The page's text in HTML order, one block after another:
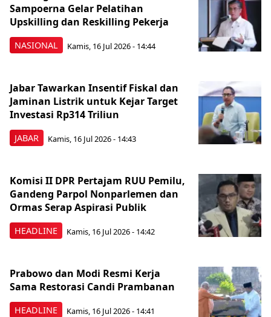
NASIONAL
Sampoerna Gelar Pelatihan
Upskilling dan Reskilling Pekerja
Kamis, 16 Jul 2026 - 14:44
JABAR
Jabar Tawarkan Insentif Fiskal dan
Jaminan Listrik untuk Kejar Target
Investasi Rp314 Triliun
Kamis, 16 Jul 2026 - 14:43
HEADLINE
Komisi II DPR Pertajam RUU Pemilu,
Gandeng Parpol Nonparlemen dan
Ormas Serap Aspirasi Publik
Kamis, 16 Jul 2026 - 14:42
HEADLINE
Prabowo dan Modi Resmi Kerja
Sama Restorasi Candi Prambanan
Kamis, 16 Jul 2026 - 14:41